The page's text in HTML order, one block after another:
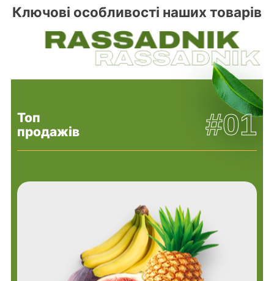
Ключові особливості наших товарів
Топ
продажів
#01